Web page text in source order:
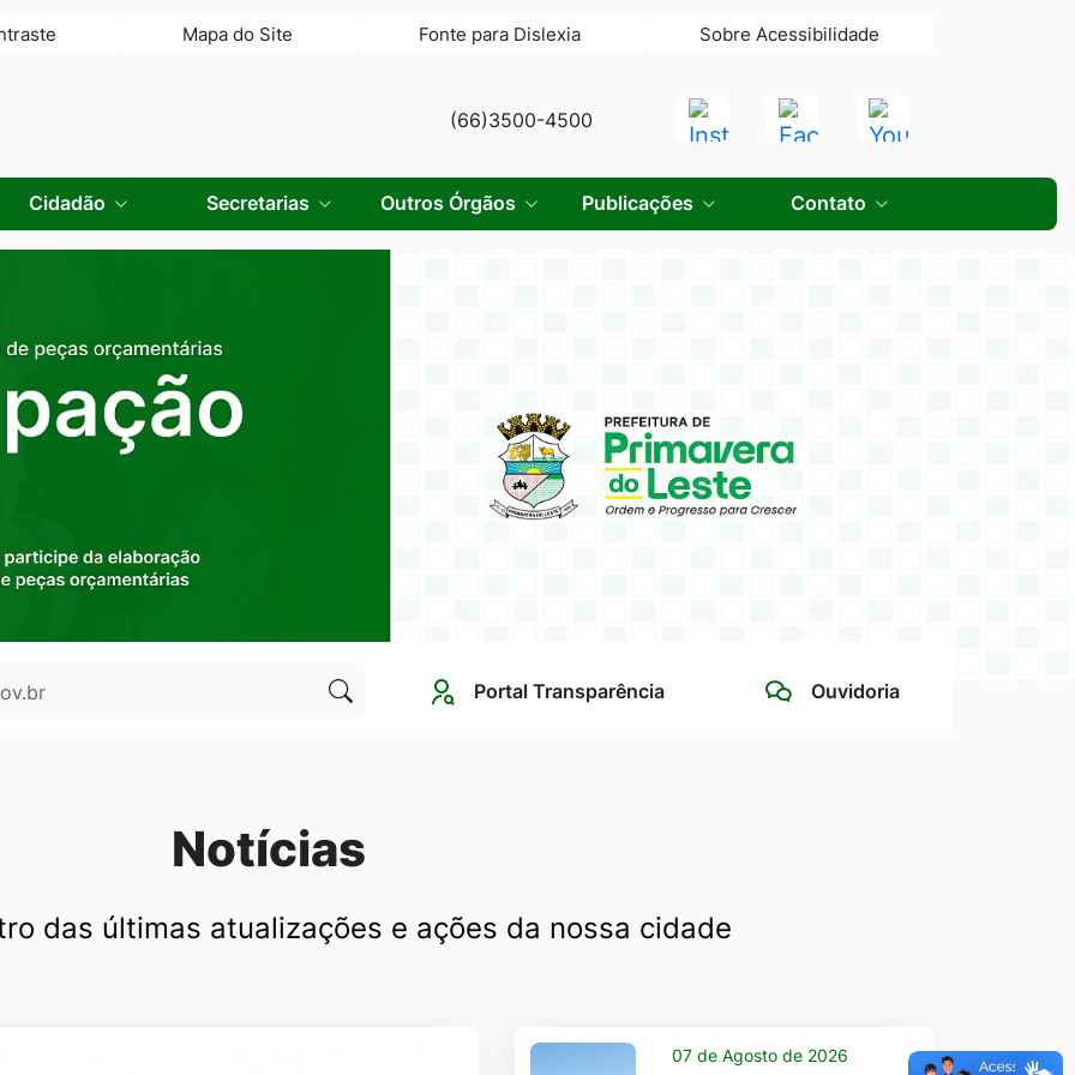
Mapa do Site Fonte para Dislexia Sobre Acessibilidade
(66)3500-4500
Acessar
a
Rede
Social
Acessar
a
Rede
Social
Acessar
Rede
Social
Cidadão Secretarias Outros Órgãos Publicações Contato
no
site
Portal Transparência Ouvidoria
Notícias
das últimas atualizações e ações da nossa cidade
07 de Agosto de 2026